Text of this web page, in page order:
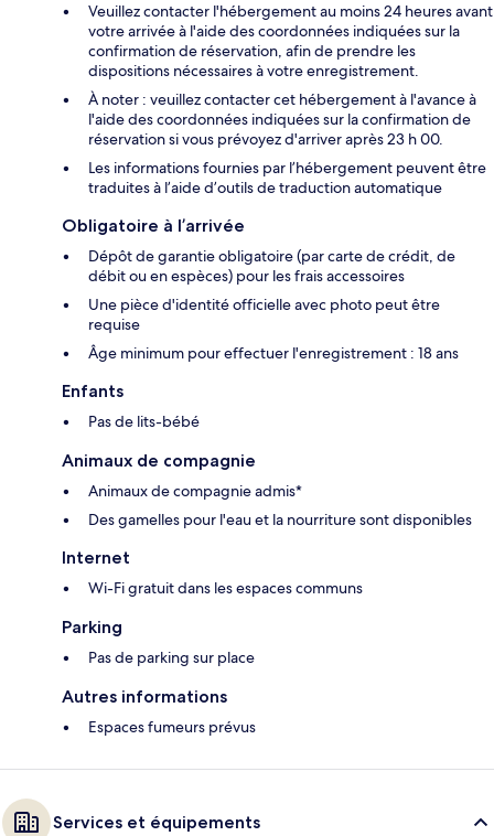
Veuillez contacter l'hébergement au moins 24 heures avant
votre arrivée à l'aide des coordonnées indiquées sur la
confirmation de réservation, afin de prendre les
dispositions nécessaires à votre enregistrement.
À noter : veuillez contacter cet hébergement à l'avance à
l'aide des coordonnées indiquées sur la confirmation de
réservation si vous prévoyez d'arriver après 23 h 00.
Les informations fournies par l’hébergement peuvent être
traduites à l’aide d’outils de traduction automatique
Obligatoire à l’arrivée
Dépôt de garantie obligatoire (par carte de crédit, de
débit ou en espèces) pour les frais accessoires
Une pièce d'identité officielle avec photo peut être
requise
Âge minimum pour effectuer l'enregistrement : 18 ans
Enfants
Pas de lits-bébé
Animaux de compagnie
Animaux de compagnie admis*
Des gamelles pour l'eau et la nourriture sont disponibles
Internet
Wi-Fi gratuit dans les espaces communs
Parking
Pas de parking sur place
Autres informations
Espaces fumeurs prévus
Services et équipements